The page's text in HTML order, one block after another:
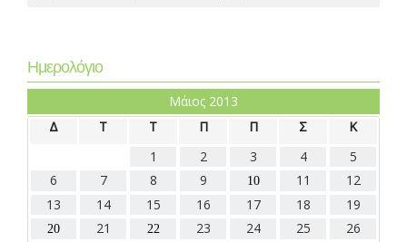
Ημερολόγιο
Μάιος 2013
Δ
Τ Τ Π Π Σ
Κ
1
2 3 4
5
6
7 8 9 10 11
12
13
14 15 16 17 18 19
20 21 22 23 24 25
26